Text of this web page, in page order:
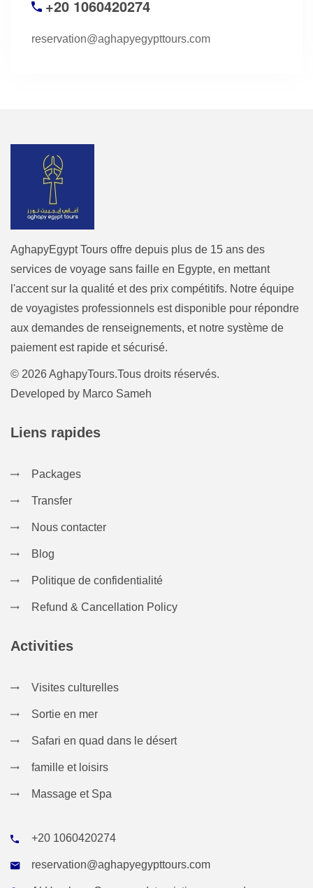
+20 1060420274
reservation@aghapyegypttours.com
AghapyEgypt Tours offre depuis plus de 15 ans des
services de voyage sans faille en Egypte, en mettant
l'accent sur la qualité et des prix compétitifs. Notre équipe
de voyagistes professionnels est disponible pour répondre
aux demandes de renseignements, et notre système de
paiement est rapide et sécurisé.
© 2026 AghapyTours.Tous droits réservés.
Developed by Marco Sameh
Liens rapides
Packages
Transfer
Nous contacter
Blog
Politique de confidentialité
Refund & Cancellation Policy
Activities
Visites culturelles
Sortie en mer
Safari en quad dans le désert
famille et loisirs
Massage et Spa
+20 1060420274
reservation@aghapyegypttours.com